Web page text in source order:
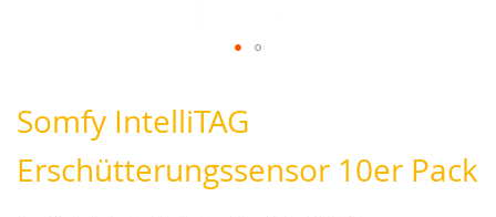
the
beginning
of
the
Somfy IntelliTAG
Erschütterungssensor 10er Pack